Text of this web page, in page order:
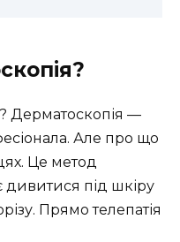
Дерматоскопія —
Але про що
Це метод
під шкіру
Прямо телепатія